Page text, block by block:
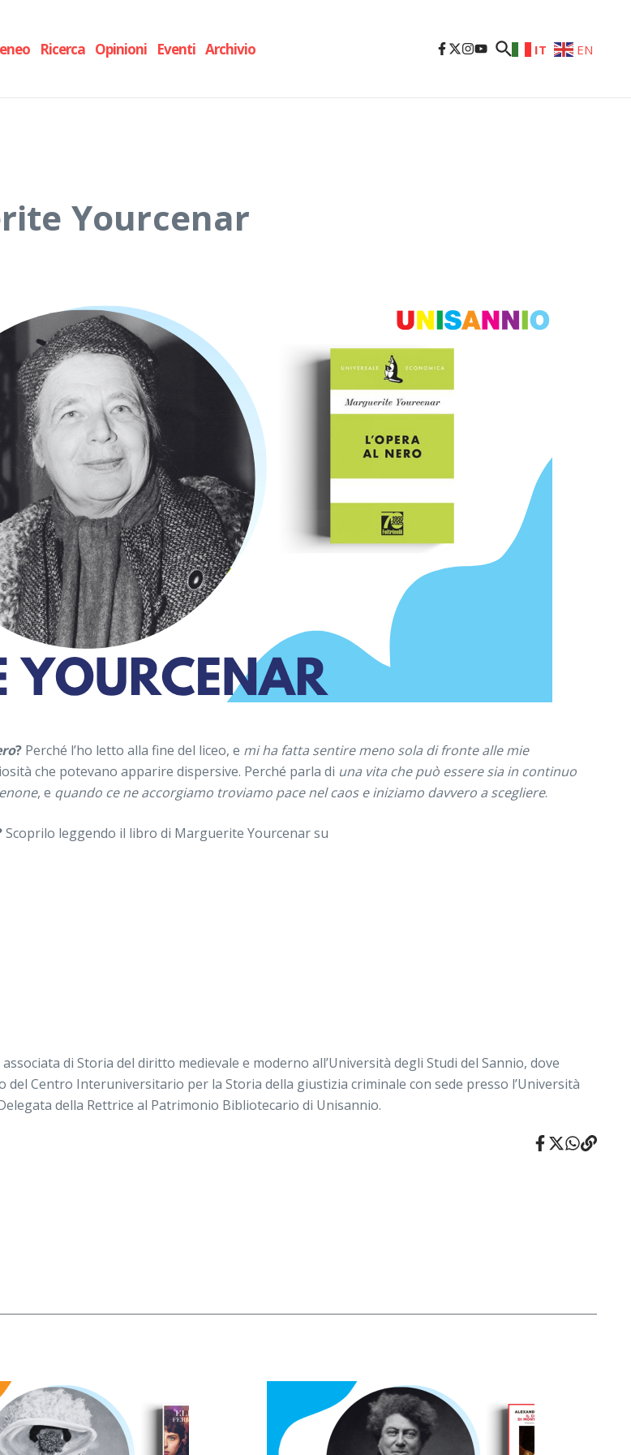
Ricerca Opinioni Eventi Archivio IT EN
Yourcenar
? Perché l’ho letto alla fine del liceo, e mi ha fatta sentire meno sola di fronte alle mie
che potevano apparire dispersive. Perché parla di una vita che può essere sia in continuo
, e quando ce ne accorgiamo troviamo pace nel caos e iniziamo davvero a scegliere.
Scoprilo leggendo il libro di Marguerite Yourcenar su
di Storia del diritto medievale e moderno all’Università degli Studi del Sannio, dove
Centro Interuniversitario per la Storia della giustizia criminale con sede presso l’Università
della Rettrice al Patrimonio Bibliotecario di Unisannio.